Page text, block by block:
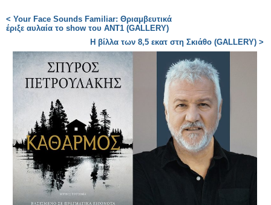
< Your Face Sounds Familiar: Θριαμβευτικά
έριξε αυλαία το show του ΑΝΤ1 (GALLERY)
Η βίλλα των 8,5 εκατ στη Σκιάθο (GALLERY) >